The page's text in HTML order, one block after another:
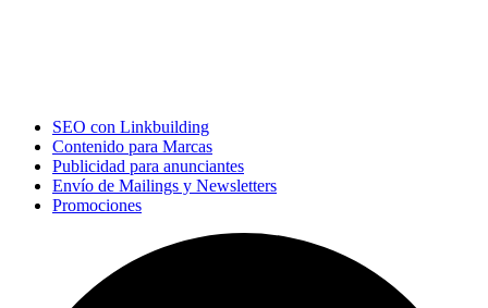
SEO con Linkbuilding
Contenido para Marcas
Publicidad para anunciantes
Envío de Mailings y Newsletters
Promociones